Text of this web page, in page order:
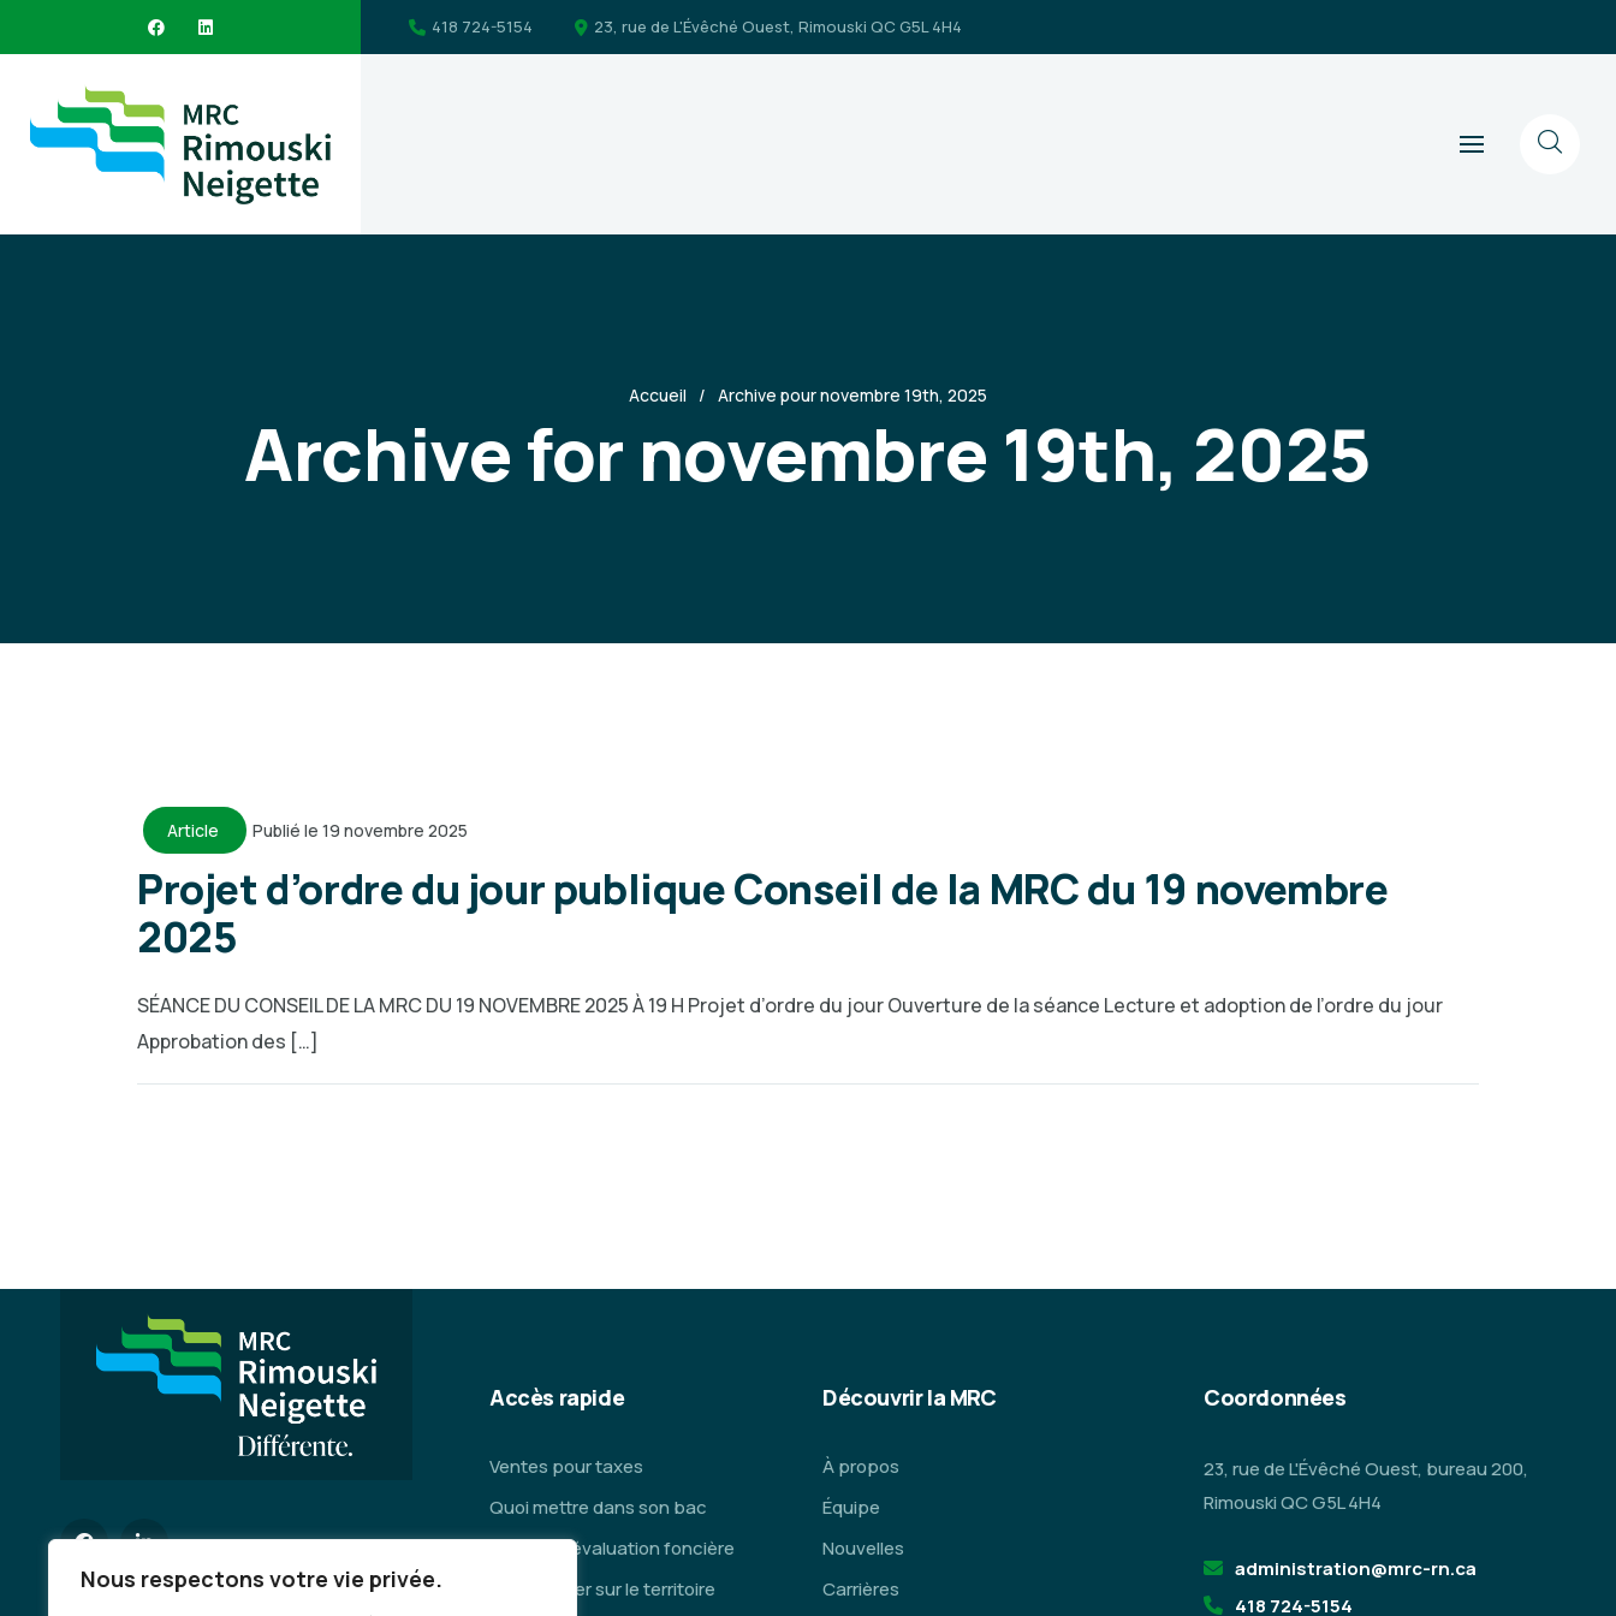
Nous respectons votre vie privée.
418 724-5154 23, rue de L'Évêché Ouest, Rimouski QC G5L 4H4
Accueil Archive pour novembre 19th, 2025
Archive for novembre 19th, 2025
Article Publié le 19 novembre 2025
Projet d’ordre du jour publique Conseil de la MRC du 19 novembre
2025
SÉANCE DU CONSEIL DE LA MRC DU 19 NOVEMBRE 2025 À 19 H Projet d’ordre du jour Ouverture de la séance Lecture et adoption de l’ordre du jour
Approbation des […]
Accès rapide
Ventes pour taxes
Quoi mettre dans son bac
Service d’évaluation foncière
Se déplacer sur le territoire
Découvrir la MRC
À propos
Équipe
Nouvelles
Carrières
Coordonnées
23, rue de L'Évêché Ouest, bureau 200,
Rimouski QC G5L 4H4
administration@mrc-rn.ca
418 724-5154